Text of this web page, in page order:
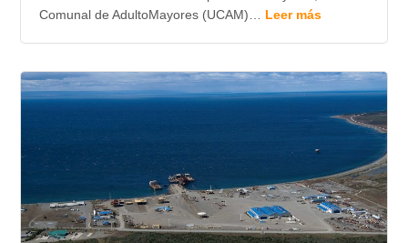
Comunal de AdultoMayores (UCAM)… Leer más